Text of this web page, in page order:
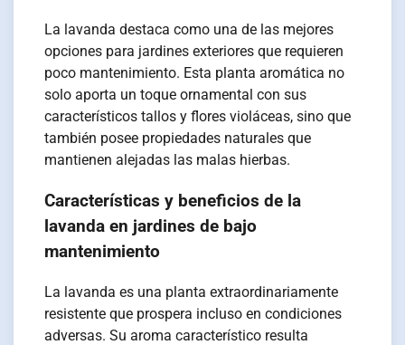
La lavanda destaca como una de las mejores
opciones para jardines exteriores que requieren
poco mantenimiento. Esta planta aromática no
solo aporta un toque ornamental con sus
característicos tallos y flores violáceas, sino que
también posee propiedades naturales que
mantienen alejadas las malas hierbas.
Características y beneficios de la
lavanda en jardines de bajo
mantenimiento
La lavanda es una planta extraordinariamente
resistente que prospera incluso en condiciones
adversas. Su aroma característico resulta